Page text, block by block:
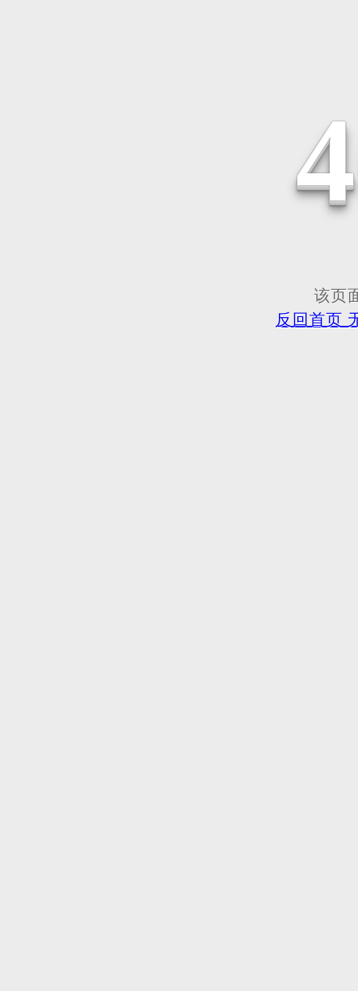
该页
反回首页